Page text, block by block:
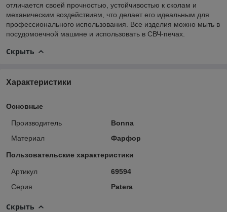
отличается своей прочностью, устойчивостью к сколам и
механическим воздействиям, что делает его идеальным для
профессионального использования. Все изделия можно мыть в
посудомоечной машине и использовать в СВЧ-печах.
Скрыть
Характеристики
Основные
Производитель
Bonna
Материал
Фарфор
Пользовательские характеристики
Артикул
69594
Серия
Patera
Скрыть